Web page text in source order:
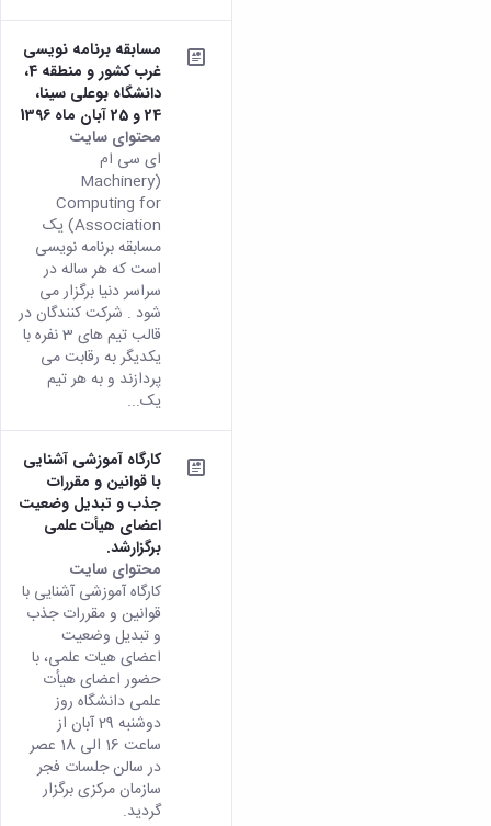
مسابقه برنامه نویسی
غرب کشور و منطقه 4،
دانشگاه بوعلی سینا،
24 و 25 آبان ماه 1396
محتوای سایت
ای سی ام
(Machinery
Computing for
Association) یک
مسابقه برنامه نویسی
است که هر ساله در
سراسر دنیا برگزار می
شود . شرکت کنندگان در
قالب تیم های 3 نفره با
یکدیگر به رقابت می
پردازند و به هر تیم
یک...
کارگاه آموزشی آشنایی
با قوانین و مقررات
جذب و تبدیل وضعیت
اعضای هیأت علمی
برگزارشد.
محتوای سایت
کارگاه آموزشی آشنایی با
قوانین و مقررات جذب
و تبدیل وضعیت
اعضای هیات علمی، با
حضور اعضای هیأت
علمی دانشگاه روز
دوشنبه 29 آبان از
ساعت 16 الی 18 عصر
در سالن جلسات فجر
سازمان مرکزی برگزار
گردید.